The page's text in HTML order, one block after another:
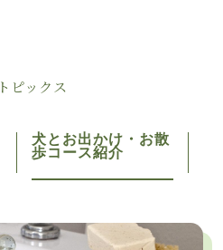
トピックス
犬とお出かけ・お散
歩コース紹介